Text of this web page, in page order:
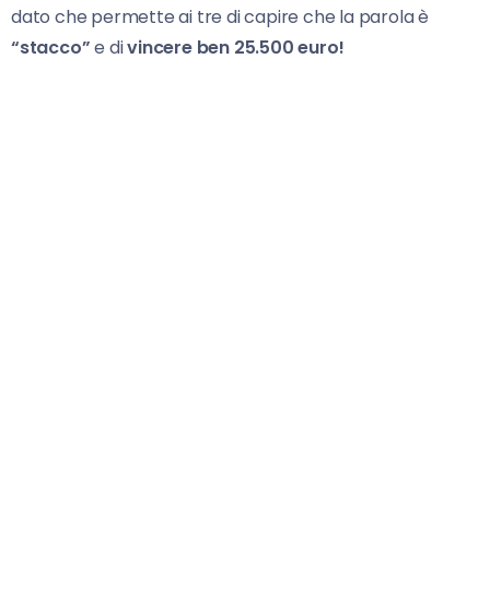
dato che permette ai tre di capire che la parola è
“stacco”e divincere ben 25.500 euro!